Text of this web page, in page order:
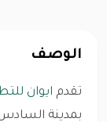
الوصف
تقدم ايوان
بمدينة